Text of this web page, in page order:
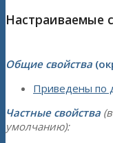
Настраиваемые
Общие свойства
Приведены по
Частные свойства
умолчанию):